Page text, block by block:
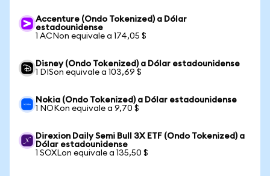
Accenture (Ondo Tokenized) a Dólar
estadounidense
1 ACNon equivale a 174,05 $
Disney (Ondo Tokenized) a Dólar estadounidense
1 DISon equivale a 103,69 $
Nokia (Ondo Tokenized) a Dólar estadounidense
1 NOKon equivale a 9,70 $
Direxion Daily Semi Bull 3X ETF (Ondo Tokenized) a
Dólar estadounidense
1 SOXLon equivale a 135,50 $